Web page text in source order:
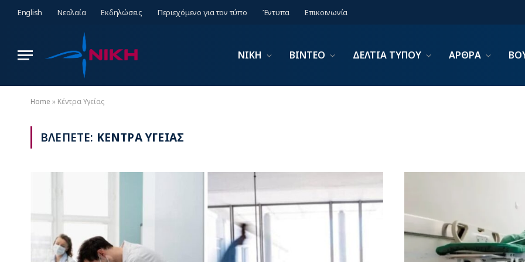
English Νεολαία Εκδηλώσεις Περιεχόμενο για τον τύπο Έντυπα Επικοινωνία
ΝΙΚΗ ΒΙΝΤΕΟ ΔΕΛΤΙΑ ΤΥΠΟΥ ΑΡΘΡΑ
Home » Κέντρα Υγείας
ΒΛΕΠΕΤΕ: ΚΕΝΤΡΑ ΥΓΕΙΑΣ